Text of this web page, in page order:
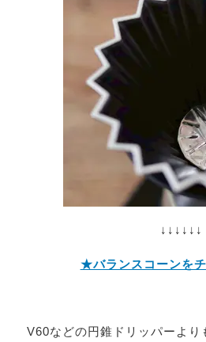
↓↓↓↓↓↓
★バランスコーンを
V60などの円錐 ドリッパーよ